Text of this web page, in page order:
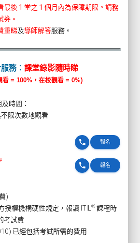
最後 1 堂之 1 個月內為保障期限。請務
券。
重睇及導師解答服務。
務： 課堂錄影隨時睇
看 = 100%，在校觀看 = 0%)
及時間：
限次數地觀看
報名
phone
報名
phone
)
授權機構硬性規定，報讀 ITIL ® 課程時
考試費
已經包括考試所需的費用